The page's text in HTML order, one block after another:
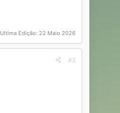
Ultima Edição: 22 Maio 2026
#2